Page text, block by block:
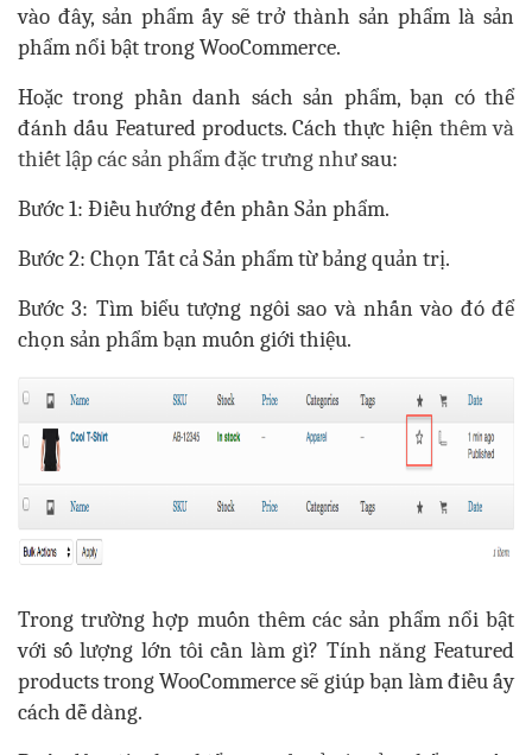
vào đây, sản phẩm ấy sẽ trở thành sản phẩm là sản
phẩm nổi bật trong WooCommerce.
Hoặc trong phần danh sách sản phẩm, bạn có thể
đánh dấu Featured products. Cách thực hiện thêm và
thiết lập các sản phẩm đặc trưng nhưsau:
Bước 1: Điều hướng đến phần Sản phẩm.
Bước 2: Chọn Tất cả Sản phẩm từ bảng quản trị.
Bước 3: Tìm biểu tượng ngôi sao và nhấn vào đó để
chọn sản phẩm bạn muốn giới thiệu.
Trong trường hợp muốn thêm các sản phẩm nổi bật
với số lượng lớn tôi cần làm gì? Tính năng Featured
products trong WooCommerce sẽ giúp bạn làm điều ấy
cách dễ dàng.